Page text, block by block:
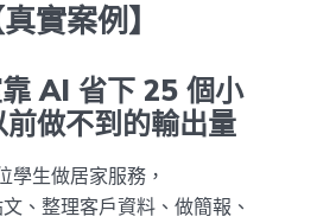
實案例】
AI 省下 25 個小
前做不到的輸出量
學生做居家服務，
、整理客戶資料、做簡報、